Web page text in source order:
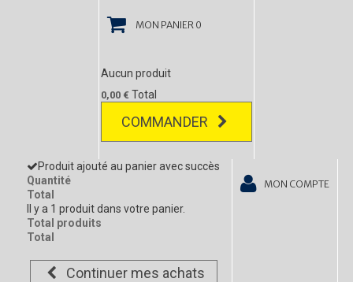
MON PANIER 0
Aucun produit
0,00 € Total
COMMANDER
Produit ajouté au panier avec succès
Quantité
Total
Il y a 1 produit dans votre panier.
Total produits
Total
Continuer mes achats
MON COMPTE